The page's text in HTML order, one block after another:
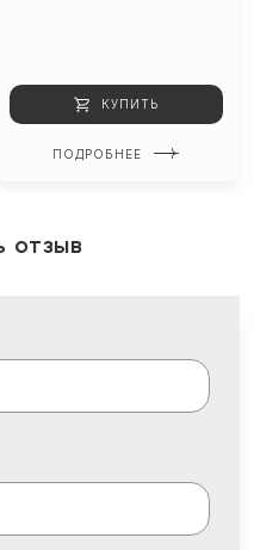
КУПИТЬ
ПОДРОБНЕЕ
отзыв